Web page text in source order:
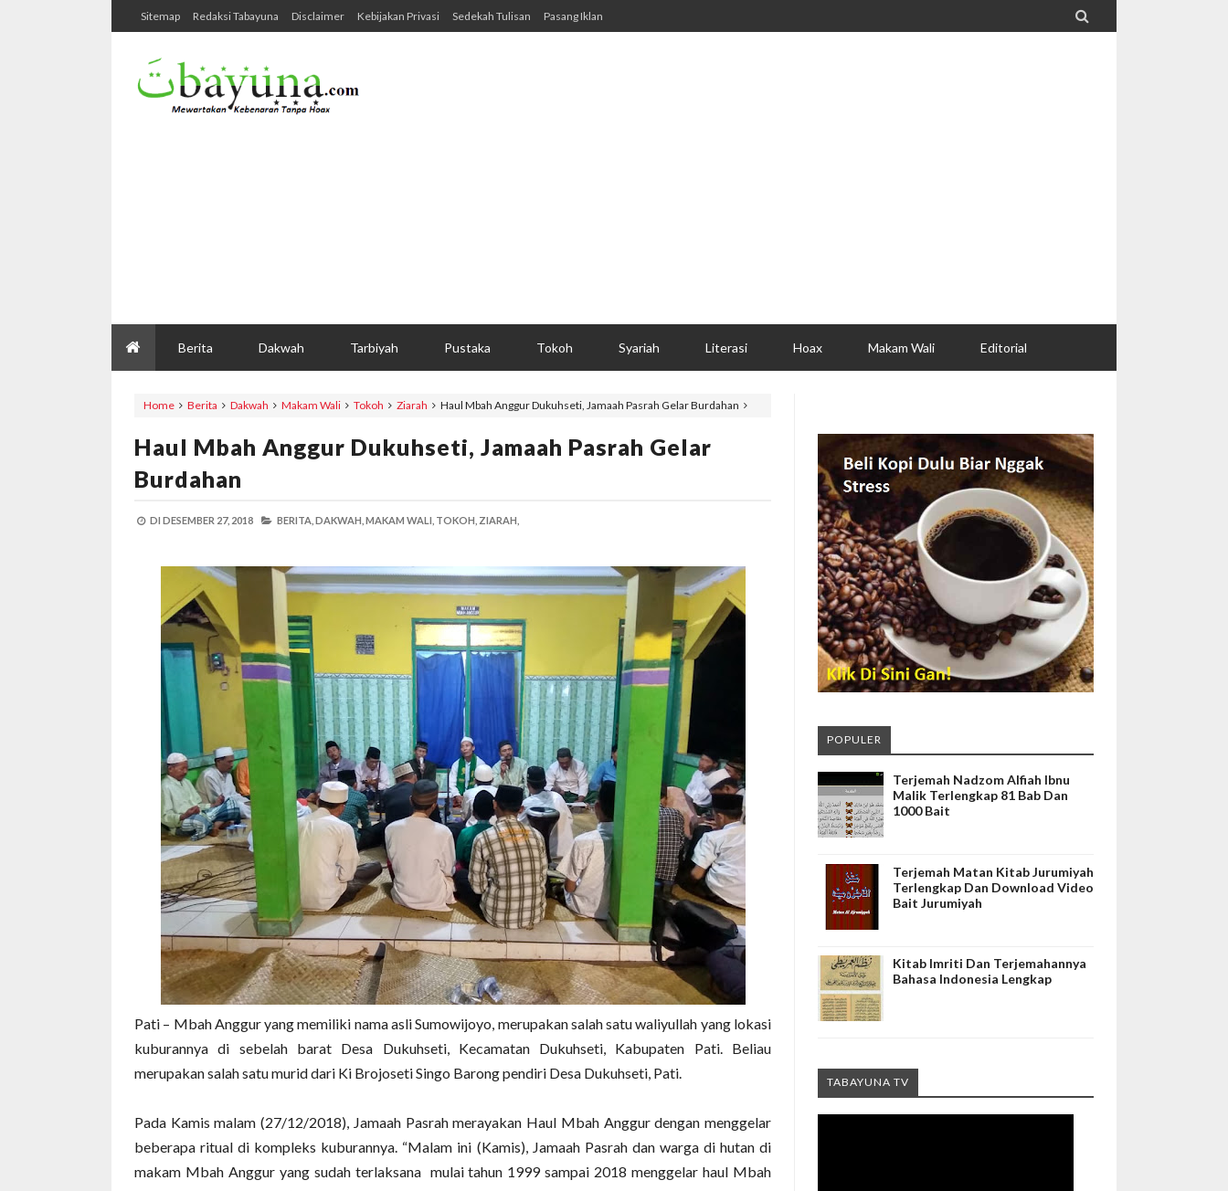
Sitemap Redaksi Tabayuna Disclaimer Kebijakan Privasi Sedekah Tulisan Pasang Iklan 
Berita Dakwah Tarbiyah Pustaka Tokoh Syariah Literasi Hoax Makam Wali Editorial
Home Berita Dakwah Makam Wali Tokoh Ziarah Haul Mbah Anggur Dukuhseti, Jamaah Pasrah Gelar Burdahan
Haul Mbah Anggur Dukuhseti, Jamaah Pasrah Gelar
Burdahan
DI DESEMBER 27, 2018 BERITA, DAKWAH, MAKAM WALI, TOKOH, ZIARAH,
Pati – Mbah Anggur yang memiliki nama asli Sumowijoyo, merupakan salah satu waliyullah yang lokasi
kuburannya di sebelah barat Desa Dukuhseti, Kecamatan Dukuhseti, Kabupaten Pati. Beliau
merupakan salah satu murid dari Ki Brojoseti Singo Barong pendiri Desa Dukuhseti, Pati.
Pada Kamis malam (27/12/2018), Jamaah Pasrah merayakan Haul Mbah Anggur dengan menggelar
beberapa ritual di kompleks kuburannya. “Malam ini (Kamis), Jamaah Pasrah dan warga di hutan di
makam Mbah Anggur yang sudah terlaksana mulai tahun 1999 sampai 2018 menggelar haul Mbah
POPULER
Terjemah Nadzom Alfiah Ibnu
Malik Terlengkap 81 Bab Dan
1000 Bait
Terjemah Matan Kitab Jurumiyah
Terlengkap Dan Download Video
Bait Jurumiyah
Kitab Imriti Dan Terjemahannya
Bahasa Indonesia Lengkap
TABAYUNA TV